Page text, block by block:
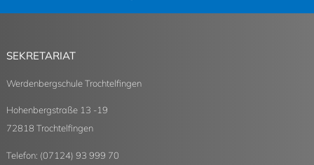
SEKRETARIAT
Werdenbergschule Trochtelfingen
Hohenbergstraße 13 -19
72818 Trochtelfingen
Telefon: (07124) 93 999 70